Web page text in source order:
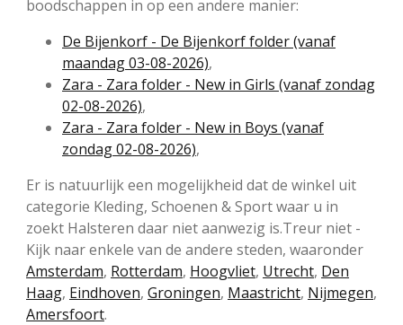
boodschappen in op een andere manier:
De Bijenkorf - De Bijenkorf folder (vanaf
maandag 03-08-2026),
Zara - Zara folder - New in Girls (vanaf zondag
02-08-2026),
Zara - Zara folder - New in Boys (vanaf
zondag 02-08-2026),
Er is natuurlijk een mogelijkheid dat de winkel uit
categorie Kleding, Schoenen & Sport waar u in
zoekt Halsteren daar niet aanwezig is.Treur niet -
Kijk naar enkele van de andere steden, waaronder
Amsterdam, Rotterdam, Hoogvliet, Utrecht, Den
Haag, Eindhoven, Groningen, Maastricht, Nijmegen,
Amersfoort.